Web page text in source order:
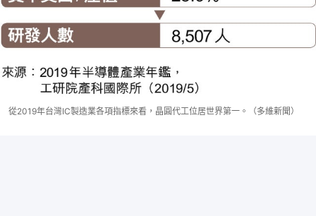
從2019年台灣IC製造業各項指標來看，晶圓代工位居世界第一。（多維新聞）